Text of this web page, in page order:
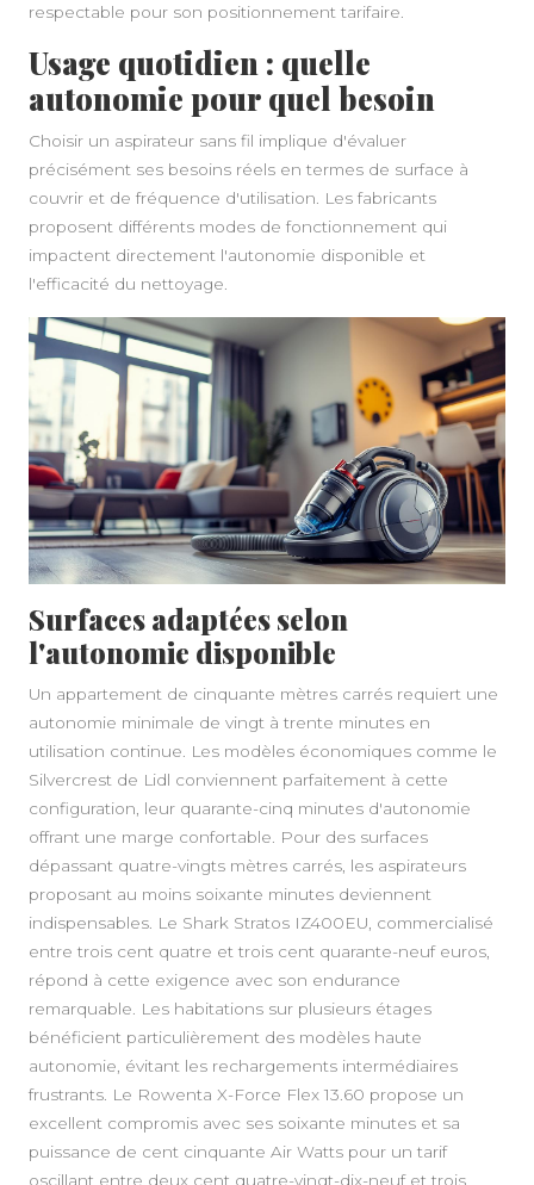
respectable pour son positionnement tarifaire.
Usage quotidien : quelle
autonomie pour quel besoin
Choisir un aspirateur sans fil implique d'évaluer
précisément ses besoins réels en termes de surface à
couvrir et de fréquence d'utilisation. Les fabricants
proposent différents modes de fonctionnement qui
impactent directement l'autonomie disponible et
l'efficacité du nettoyage.
Surfaces adaptées selon
l'autonomie disponible
Un appartement de cinquante mètres carrés requiert une
autonomie minimale de vingt à trente minutes en
utilisation continue. Les modèles économiques comme le
Silvercrest de Lidl conviennent parfaitement à cette
configuration, leur quarante-cinq minutes d'autonomie
offrant une marge confortable. Pour des surfaces
dépassant quatre-vingts mètres carrés, les aspirateurs
proposant au moins soixante minutes deviennent
indispensables. Le Shark Stratos IZ400EU, commercialisé
entre trois cent quatre et trois cent quarante-neuf euros,
répond à cette exigence avec son endurance
remarquable. Les habitations sur plusieurs étages
bénéficient particulièrement des modèles haute
autonomie, évitant les rechargements intermédiaires
frustrants. Le Rowenta X-Force Flex 13.60 propose un
excellent compromis avec ses soixante minutes et sa
puissance de cent cinquante Air Watts pour un tarif
oscillant entre deux cent quatre-vingt-dix-neuf et trois